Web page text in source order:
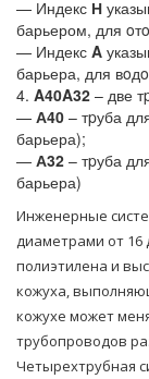
— Индекс Н
барьером, для
— Индекс A
барьера, для
4. A40A32 – две
— А40 – тpуба
барьера);
— А32 – тpуба
барьера)
Инженерные
диаметрами от 16
полиэтилена и
кожуха,
кожухе может
трубопроводов
Четырехтpубная